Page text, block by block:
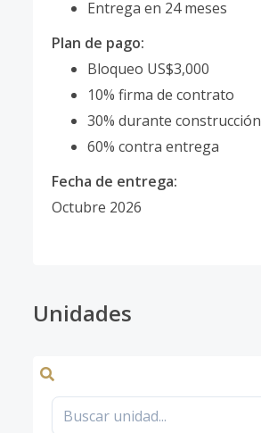
Entrega en 24 meses
Plan de pago:
Bloqueo US$3,000
10% firma de contrato
30% durante construcción
60% contra entrega
Fecha de entrega:
Octubre 2026
Unidades